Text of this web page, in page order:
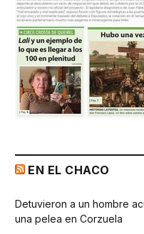
EN EL CHACO
Detuvieron a un hombre
una pelea en Corzuela